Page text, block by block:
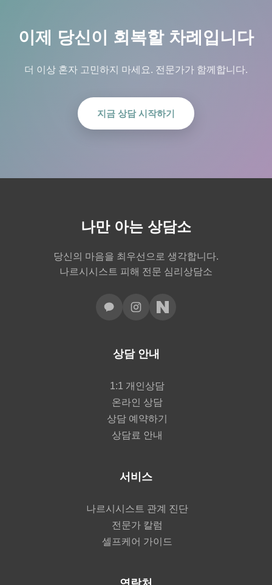
이제 당신이 회복할 차례입니다
더 이상 혼자 고민하지 마세요. 전문가가 함께합니다.
지금 상담 시작하기
나만 아는 상담소
당신의 마음을 최우선으로 생각합니다.
나르시시스트 피해 전문 심리상담소
상담 안내
1:1 개인상담
온라인 상담
상담 예약하기
상담료 안내
서비스
나르시시스트 관계 진단
전문가 칼럼
셀프케어 가이드